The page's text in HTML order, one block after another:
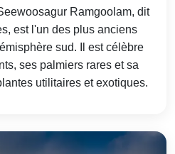
Ramgoolam, dit
est l'un des plus anciens
sud. Il est célèbre
ses palmiers rares et sa
utilitaires et exotiques.